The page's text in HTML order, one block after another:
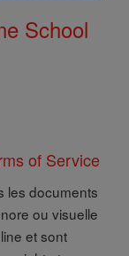
School
of Service
les documents
ou visuelle
et sont